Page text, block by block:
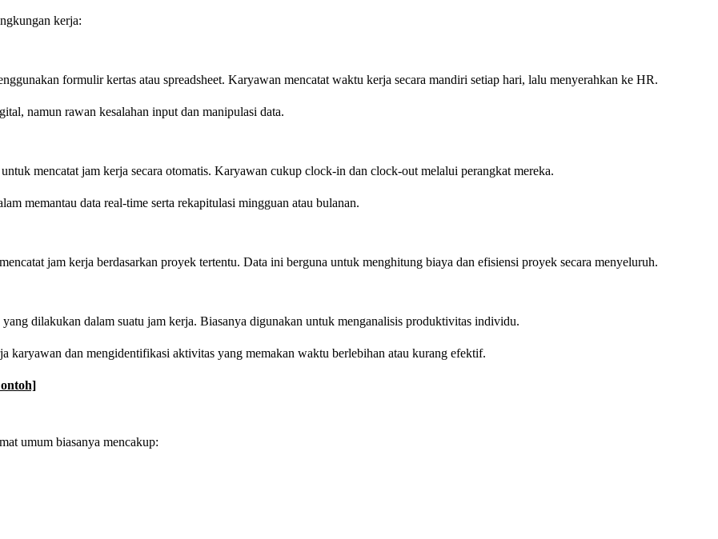
kerja:
formulir kertas atau spreadsheet. Karyawan mencatat waktu kerja secara mandiri setiap hari, lalu menyerahkan ke HR.
namun rawan kesalahan input dan manipulasi data.
mencatat jam kerja secara otomatis. Karyawan cukup clock-in dan clock-out melalui perangkat mereka.
memantau data real-time serta rekapitulasi mingguan atau bulanan.
jam kerja berdasarkan proyek tertentu. Data ini berguna untuk menghitung biaya dan efisiensi proyek secara menyeluruh.
dilakukan dalam suatu jam kerja. Biasanya digunakan untuk menganalisis produktivitas individu.
karyawan dan mengidentifikasi aktivitas yang memakan waktu berlebihan atau kurang efektif.
umum biasanya mencakup: